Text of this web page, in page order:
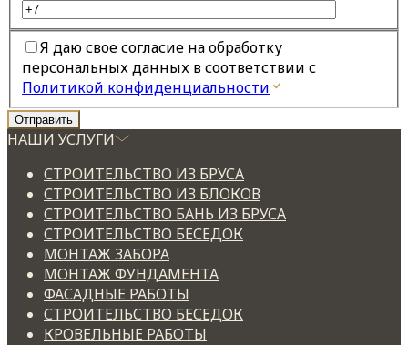
Я даю свое согласие на обработку
персональных данных в соответствии с
Политикой конфиденциальности
НАШИ УСЛУГИ
СТРОИТЕЛЬСТВО ИЗ БРУСА
СТРОИТЕЛЬСТВО ИЗ БЛОКОВ
СТРОИТЕЛЬСТВО БАНЬ ИЗ БРУСА
СТРОИТЕЛЬСТВО БЕСЕДОК
МОНТАЖ ЗАБОРА
МОНТАЖ ФУНДАМЕНТА
ФАСАДНЫЕ РАБОТЫ
СТРОИТЕЛЬСТВО БЕСЕДОК
КРОВЕЛЬНЫЕ РАБОТЫ